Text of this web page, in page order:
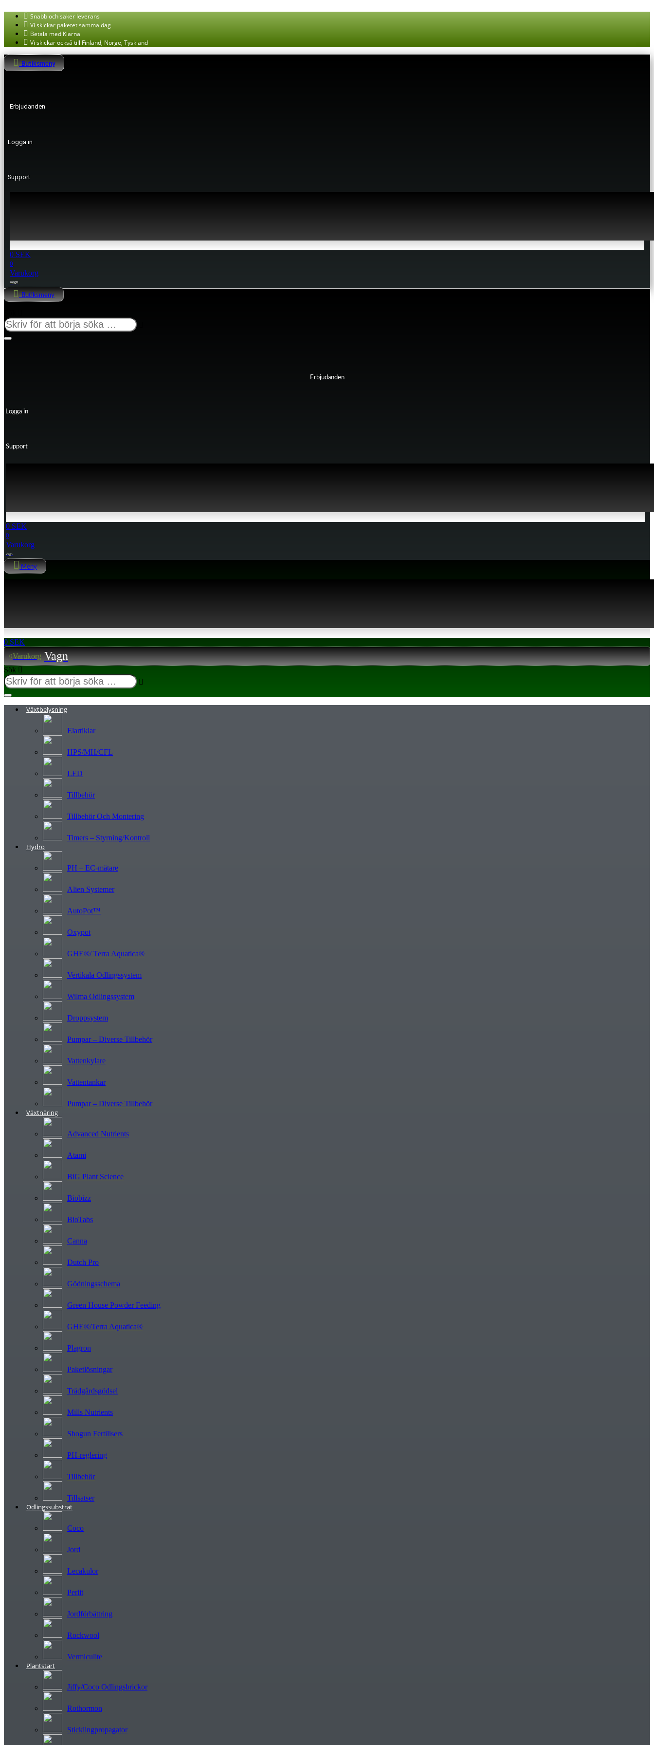
innehåll
Snabb och säker leverans
Vi skickar paketet samma dag
Betala med Klarna
Vi skickar också till Finland, Norge, Tyskland
Butiksmeny
Erbjudanden
Logga in
Support
0 SEK
0
Varukorg
Butiksmeny
Erbjudanden
Logga in
Support
0 SEK
0
Varukorg
Meny
0 SEK
0Varukorg
Sök
Växtbelysning
Elartiklar
HPS/MH/CFL
LED
Tillbehör
Tillbehör Och Montering
Timers – Styrning/Kontroll
Hydro
PH – EC-mätare
Alien Systemer
AutoPot™
Oxypot
GHE®/ Terra Aquatica®
Vertikala Odlingssystem
Wilma Odlingssystem
Droppsystem
Pumpar – Diverse Tillbehör
Vattenkylare
Vattentankar
Pumpar – Diverse Tillbehör
Växtnäring
Advanced Nutrients
Atami
BiG Plant Science
Biobizz
BioTabs
Canna
Dutch Pro
Gödningsschema
Green House Powder Feeding
GHE®/Terra Aquatica®
Plagron
Paketlösningar
Trädgårdsgödsel
Mills Nutrients
Shogun Fertilisers
PH-reglering
Tillbehör
Tillsatser
Odlingssubstrat
Coco
Jord
Lecakulor
Perlit
Jordförbättring
Rockwool
Vermiculite
Plantstart
Jiffy/Coco Odlingsbrickor
Rothormon
Sticklingpropagator